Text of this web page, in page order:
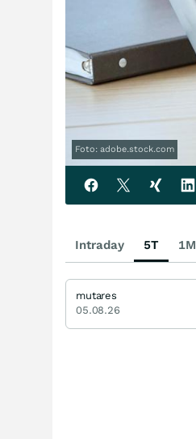
Foto: adobe.stock.com
Intraday 5T 1M
mutares
05.08.26